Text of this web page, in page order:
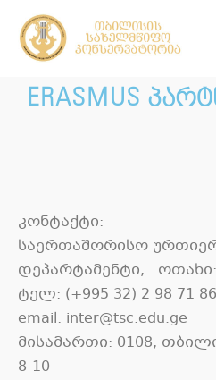
ERASMUS
კონტაქტი:
საერთაშორისო
დეპარტამენტი, ოთახი:
ტელ: (+995 32) 2 98 71 86
email: inter@tsc.edu.ge
მისამართი: 0108,
8-10